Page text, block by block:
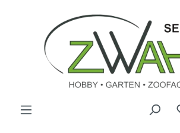
Zum Hauptinhalt springen